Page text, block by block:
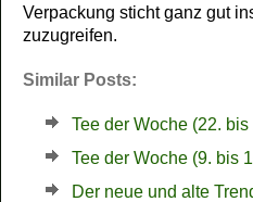
Verpackung sticht ganz gut
zuzugreifen.
Similar Posts:
Tee der Woche (22.
Tee der Woche (9. bis
Der neue und alte